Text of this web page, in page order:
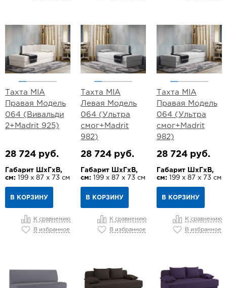
Тахта MIA
Правая Модель
064 (Вивальди
2+Madrit 925)
28 724 руб.
Габарит ШхГхВ,
см: 199 х 87 х 73 см
В КОРЗИНУ
К сравнению
В избранное
Тахта MIA
Левая Модель
064 (Ультра
смог+Madrit
982)
28 724 руб.
Габарит ШхГхВ,
см:
199 х 87 х 73 см
В КОРЗИНУ
К сравнению
В избранное
Тахта MIA
Правая Модель
064 (Ультра
смог+Madrit
982)
28 724 руб.
Габарит ШхГхВ,
см: 199 х 87 х 73 см
В КОРЗИНУ
К сравнению
В избранное